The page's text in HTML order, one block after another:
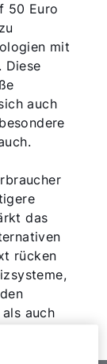
50 Euro
mit
Diese
auch
das
rücken
auch